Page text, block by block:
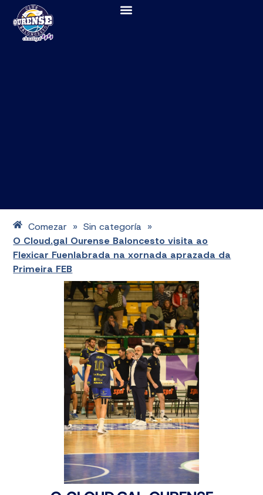
Comezar » Sin categoría »
O Cloud.gal Ourense Baloncesto visita ao
Flexicar Fuenlabrada na xornada aprazada da
Primeira FEB